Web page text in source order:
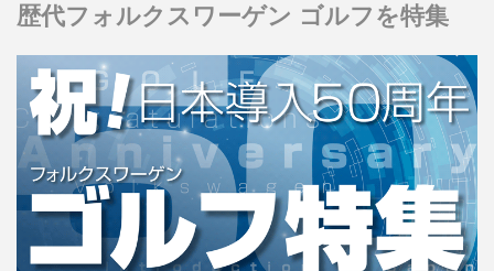
ローバルなニーズに対応する計画もあ
り、日本での販売の可能性も出てき
た。
歴代フォルクスワーゲン ゴルフを特集